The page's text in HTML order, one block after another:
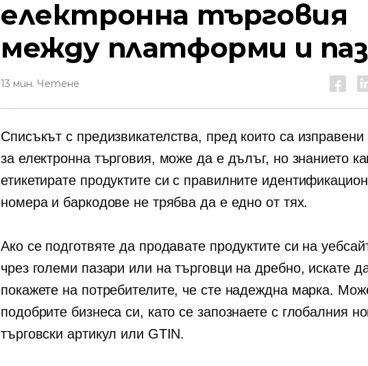
електронна търговия
между платформи и
13 мин. Четене
Списъкът с предизвикателства, пред които са
за електронна търговия, може да е дълъг, но знанието
етикетирате продуктите си с правилните
номера и баркодове не трябва да е едно от тях.
Ако се подготвяте да продавате продуктите си на
чрез големи пазари или на търговци на дребно, искате
покажете на потребителите, че сте надеждна марка.
подобрите бизнеса си, като се запознаете с глобалния
търговски артикул или GTIN.